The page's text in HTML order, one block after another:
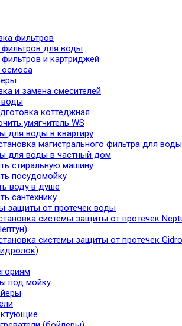
фильтров
для воды
и картриджей
и замена смесителей
воды
коттеджная
умягчитель WS
для воды в квартиру
магистрального фильтра для воды
для воды в частный дом
стиральную машину
посудомойку
воду в душе
сантехнику
защиты от протечек воды
системы защиты от протечек
системы защиты от протечек
под мойку